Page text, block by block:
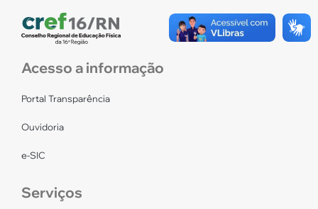
Acesso a informação
Portal Transparência
Ouvidoria
e-SIC
Serviços